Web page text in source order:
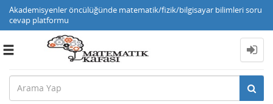
Akademisyenler öncülüğünde matematik/fizik/bilgisayar bilimleri soru
cevap platformu
Toggle